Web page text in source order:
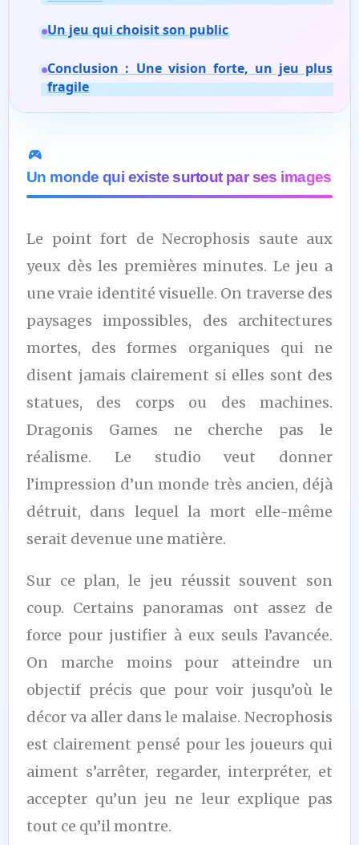
Un jeu qui choisit son public
Conclusion : Une vision forte, un jeu plus
fragile
Un monde qui existe surtout par ses images
Le point fort de Necrophosis saute aux
yeux dès les premières minutes. Le jeu a
une vraie identité visuelle. On traverse des
paysages impossibles, des architectures
mortes, des formes organiques qui ne
disent jamais clairement si elles sont des
statues, des corps ou des machines.
Dragonis Games ne cherche pas le
réalisme. Le studio veut donner
l’impression d’un monde très ancien, déjà
détruit, dans lequel la mort elle-même
serait devenue une matière.
Sur ce plan, le jeu réussit souvent son
coup. Certains panoramas ont assez de
force pour justifier à eux seuls l’avancée.
On marche moins pour atteindre un
objectif précis que pour voir jusqu’où le
décor va aller dans le malaise. Necrophosis
est clairement pensé pour les joueurs qui
aiment s’arrêter, regarder, interpréter, et
accepter qu’un jeu ne leur explique pas
tout ce qu’il montre.